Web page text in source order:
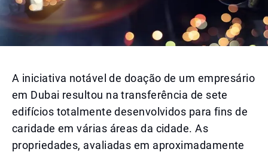
A iniciativa notável de doação de um empresário
em Dubai resultou na transferência de sete
edifícios totalmente desenvolvidos para fins de
caridade em várias áreas da cidade. As
propriedades, avaliadas em aproximadamente